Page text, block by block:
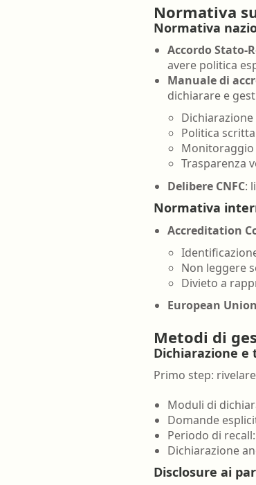
Normativa
Normativa
Accordo Stato-
avere politica
Manuale di
dichiarare e
Politica
Monitoraggio
Trasparenza
Delibere CNFC:
Normativa
Accreditation
Non leggere
Divieto a
European
Metodi di
Dichiarazione e
Primo step:
Moduli di
Domande
Periodo di
Dichiarazione
Disclosure ai